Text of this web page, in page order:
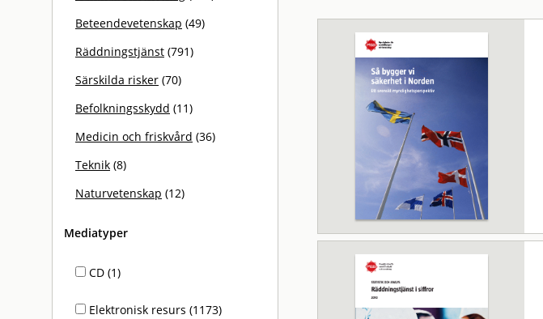
Beteendevetenskap (49)
Räddningstjänst (791)
Särskilda risker (70)
Befolkningsskydd (11)
Medicin och friskvård (36)
Teknik (8)
Naturvetenskap (12)
Mediatyper
CD (1)
Elektronisk resurs (1173)